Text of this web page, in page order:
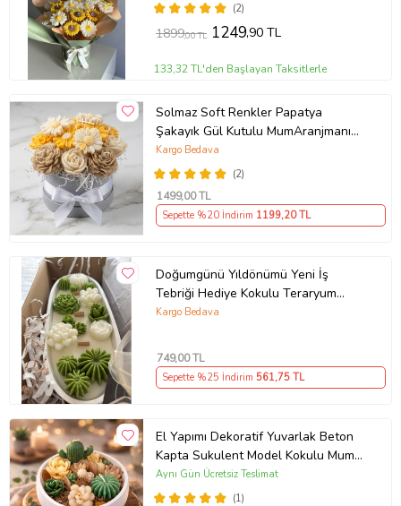
(2)
1899,00 TL 1249,90 TL
133,32 TL'den Başlayan Taksitlerle
Solmaz Soft Renkler Papatya
Şakayık Gül Kutulu MumAranjmanı
Buketi Ofis İş Sevgili Özel Nişan
Anneler Günü Hediyelik Doğum
Günü Kokulu Mum Sıradışı Farklı
Hediyelik
(2)
Kargo Bedava
1499,00 TL
Sepette %20 İndirim 1199,20 TL
Doğumgünü Yıldönümü Yeni İş
Tebriği Hediye Kokulu Teraryum
Mum (Yeşil)
Kargo Bedava
749,00 TL
Sepette %25 İndirim 561,75 TL
El Yapımı Dekoratif Yuvarlak Beton
Kapta Sukulent Model Kokulu Mum-
ANNEYE-SEVGİLİYE-ARKADAŞA-
KADINA
(1)
Aynı Gün Ücretsiz Teslimat